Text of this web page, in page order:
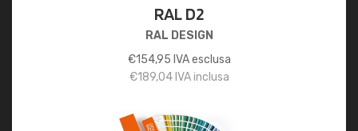
RAL D2
RAL DESIGN
€154,95 IVA esclusa
€189,04IVA inclusa